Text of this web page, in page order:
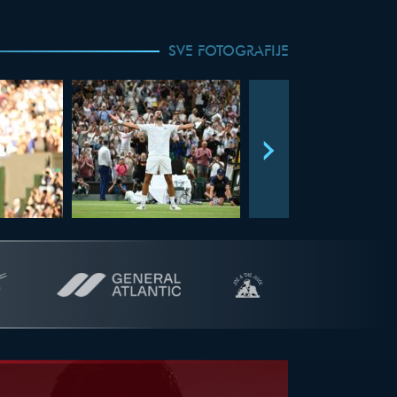
SVE FOTOGRAFIJE